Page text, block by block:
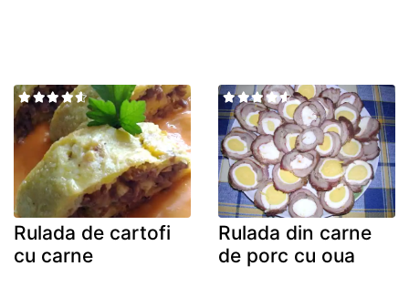
Rulada de cartofi
cu carne
Rulada din carne
de porc cu oua